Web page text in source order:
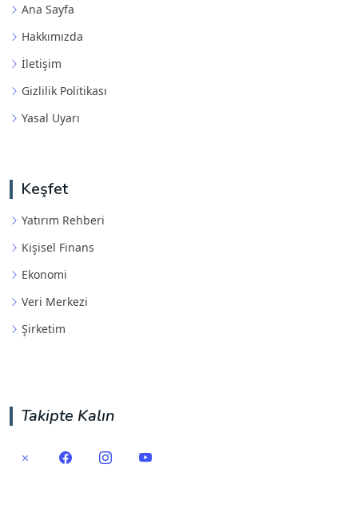
Ana Sayfa
Hakkımızda
İletişim
Gizlilik Politikası
Yasal Uyarı
Keşfet
Yatırım Rehberi
Kişisel Finans
Ekonomi
Veri Merkezi
Şirketim
Takipte Kalın